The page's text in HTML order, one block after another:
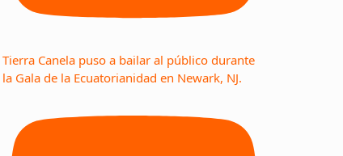
Tierra Canela puso a bailar al público durante
la Gala de la Ecuatorianidad en Newark, NJ.